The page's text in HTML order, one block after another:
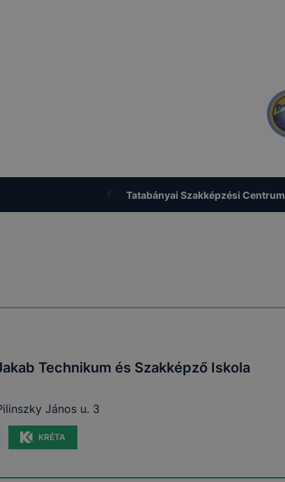
Tatabányai Szakképzési Centrum
Technikum és Szakképző Iskola
János u. 3
KRÉTA